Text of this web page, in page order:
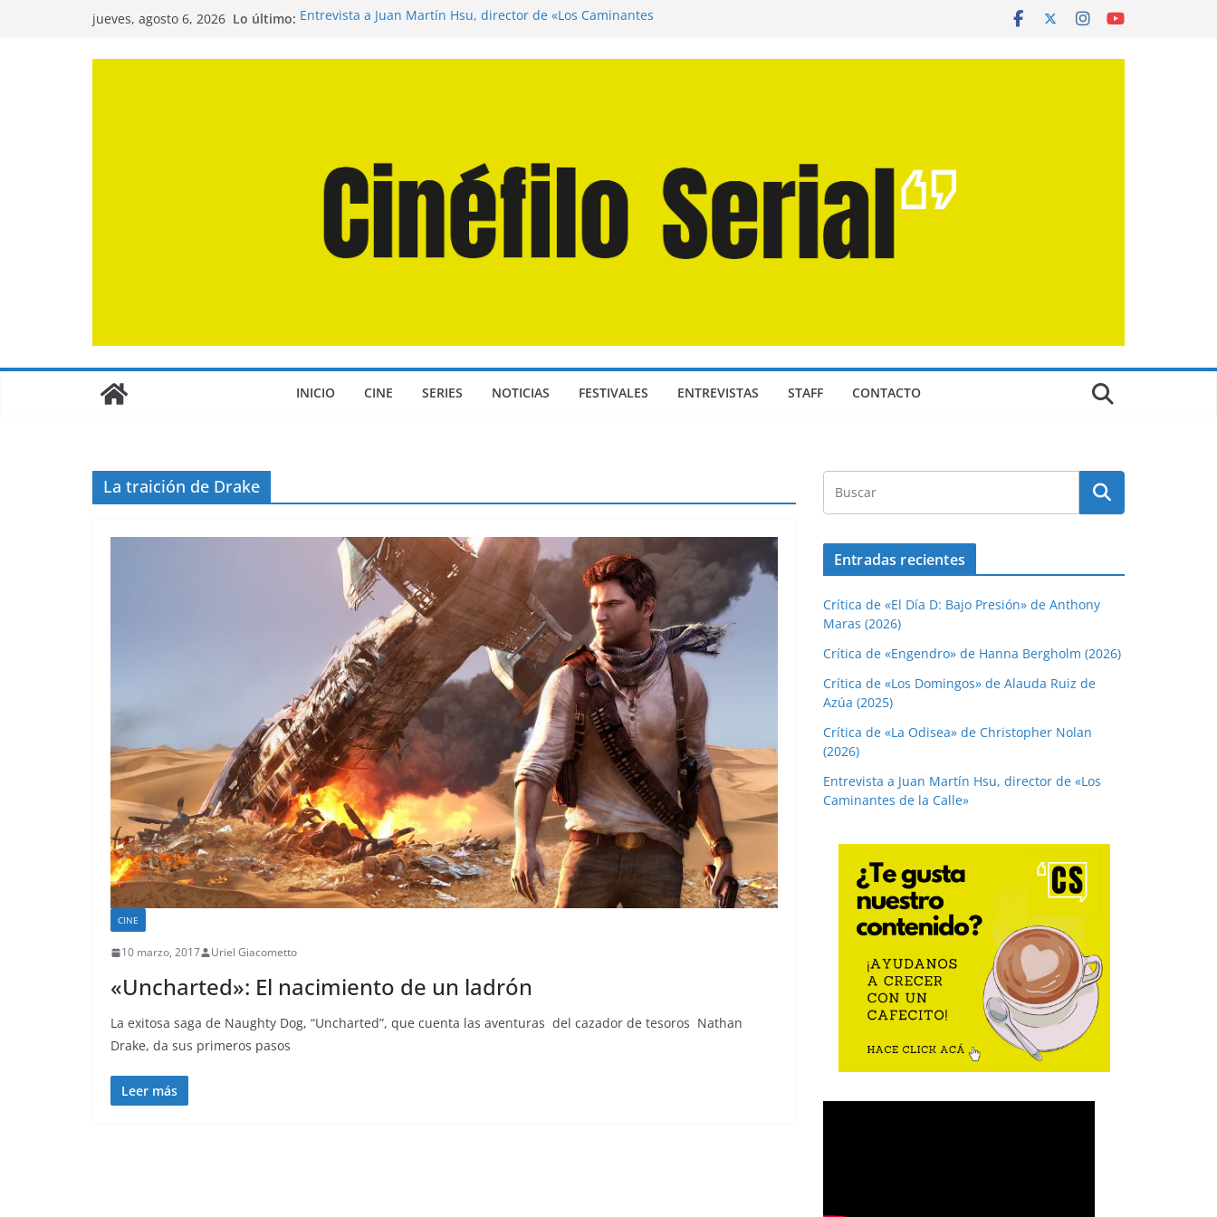
jueves, agosto 6, 2026 Lo último: Entrevista a Juan Martín Hsu, director de «Los Caminantes
INICIO CINE SERIES NOTICIAS FESTIVALES ENTREVISTAS STAFF CONTACTO
La traición de Drake
CINE
10 marzo, 2017 Uriel Giacometto
«Uncharted»: El nacimiento de un ladrón
La exitosa saga de Naughty Dog, “Uncharted”, que cuenta las aventuras del cazador de tesoros Nathan
Drake, da sus primeros pasos
Leer más
Entradas recientes
Crítica de «El Día D: Bajo Presión» de Anthony
Maras (2026)
Crítica de «Engendro» de Hanna Bergholm (2026)
Crítica de «Los Domingos» de Alauda Ruiz de
Azúa (2025)
Crítica de «La Odisea» de Christopher Nolan
(2026)
Entrevista a Juan Martín Hsu, director de «Los
Caminantes de la Calle»